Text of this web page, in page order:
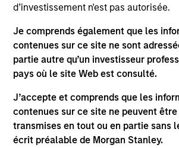
d’investissement n'est pas autorisée.
Je comprends également que les
contenues sur ce site ne sont
partie autre qu’un investisseur
pays où le site Web est consulté.
J’accepte et comprends que les
contenues sur ce site ne peuvent
transmises en tout ou en partie sans
écrit préalable de Morgan Stanley.
As of July 25, 2025. The above is
and educational purposes only. There is
(for realized holdings), or will perform
current holdings). The trademarks and
are the property of their respective
on this website has not been
otherwise approved by such owners. By